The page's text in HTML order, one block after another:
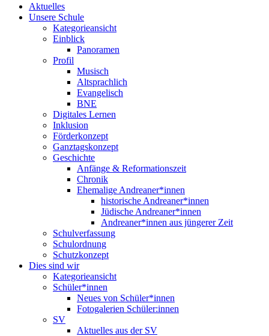
Aktuelles
Unsere Schule
Kategorieansicht
Einblick
Panoramen
Profil
Musisch
Altsprachlich
Evangelisch
BNE
Digitales Lernen
Inklusion
Förderkonzept
Ganztagskonzept
Geschichte
Anfänge & Reformationszeit
Chronik
Ehemalige Andreaner*innen
historische Andreaner*innen
Jüdische Andreaner*innen
Andreaner*innen aus jüngerer Zeit
Schulverfassung
Schulordnung
Schutzkonzept
Dies sind wir
Kategorieansicht
Schüler*innen
Neues von Schüler*innen
Fotogalerien Schüler:innen
SV
Aktuelles aus der SV